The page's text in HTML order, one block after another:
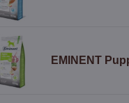
EMINENT